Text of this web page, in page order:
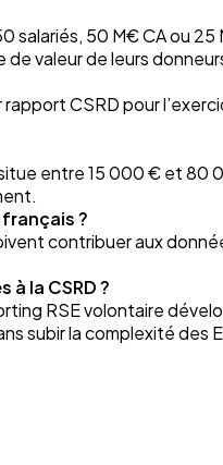
50 M€ CA ou
valeur de leurs
CSRD pour
entre 15 000 € et
?
contribuer aux
à la CSRD ?
RSE volontaire
subir la complexité des